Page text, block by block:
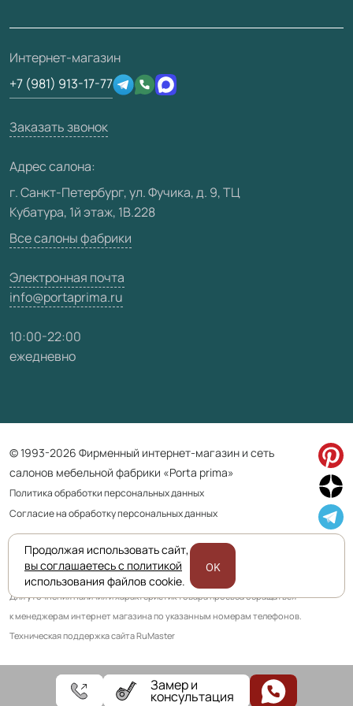
Отзывы клиентов
Техническая информация
Юридическая информация
Скачать материалы
3D-модели
О фабрике
Сертификаты
Производство
Вакансии
Видео
Карта сайта
Интернет-магазин
+7 (981) 913-17-77
Заказать звонок
Адрес салона:
г. Санкт-Петербург, ул. Фучика, д. 9, ТЦ
Кубатура, 1й этаж, 1В.228
Все салоны фабрики
Электронная почта
info@portaprima.ru
10:00-22:00
ежедневно
© 1993-2026 Фирменный интернет-магазин и сеть
салонов мебельной фабрики «Porta prima»
Политика обработки персональных данных
Согласие на обработку персональных данных
Приведенная на сайте информация не является публичной офертой
и носит информационно ознакомительный характер.
Для уточнения наличия и характеристик товара просьба обращаться
к менеджерам интернет магазина по указанным номерам телефонов.
Техническая поддержка сайта RuMaster
Замер и
консультация
Продолжая использовать сайт,
вы соглашаетесь с политикой
использования файлов cookie.
OK